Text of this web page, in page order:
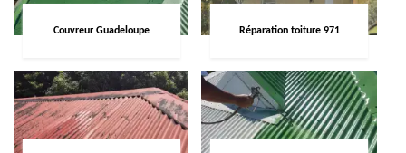
Couvreur Guadeloupe Réparation toiture 971